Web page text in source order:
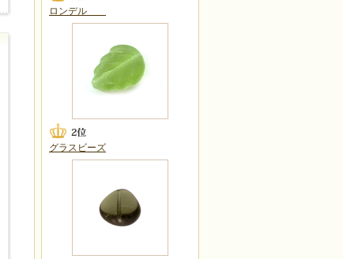
ロンデル
グラスビーズ